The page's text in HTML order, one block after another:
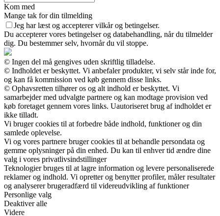
Kom med
Mange tak for din tilmelding
Jeg har læst og accepterer vilkår og betingelser.
Du accepterer vores betingelser og databehandling, når du tilmelder
dig. Du bestemmer selv, hvornår du vil stoppe.
© Ingen del må gengives uden skriftlig tilladelse.
© Indholdet er beskyttet. Vi anbefaler produkter, vi selv står inde for,
og kan få kommission ved køb gennem disse links.
© Ophavsretten tilhører os og alt indhold er beskyttet. Vi
samarbejder med udvalgte partnere og kan modtage provision ved
køb foretaget gennem vores links. Uautoriseret brug af indholdet er
ikke tilladt.
Vi bruger cookies til at forbedre både indhold, funktioner og din
samlede oplevelse.
Vi og vores partnere bruger cookies til at behandle persondata og
gemme oplysninger på din enhed. Du kan til enhver tid ændre dine
valg i vores privatlivsindstillinger
Teknologier bruges til at lagre information og levere personaliserede
reklamer og indhold. Vi opretter og benytter profiler, måler resultater
og analyserer brugeradfærd til videreudvikling af funktioner
Personlige valg
Deaktiver alle
Videre